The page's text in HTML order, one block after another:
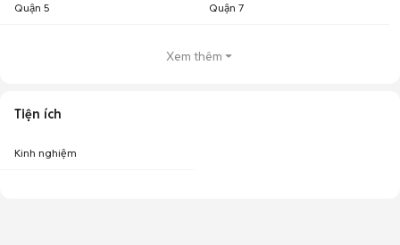
Quận 5 Quận 7
Xem thêm
Tiện ích
Kinh nghiệm